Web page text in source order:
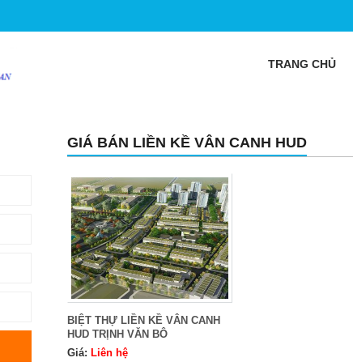
TRANG CHỦ
GIÁ BÁN LIỀN KỀ VÂN CANH HUD
BIỆT THỰ LIỀN KỀ VÂN CANH
HUD TRỊNH VĂN BÔ
Giá: Liên hệ